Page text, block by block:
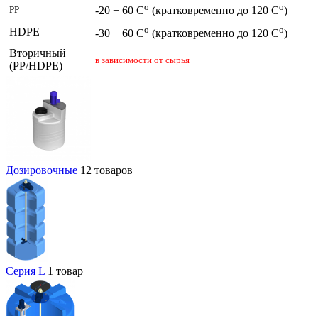
PP -20 + 60 Cо (кратковременно до 120 Cо)
HDPE
-30 + 60 Cо (кратковременно до 120 Cо)
Вторичный
(PP/HDPE)
в зависимости от сырья
Дозировочные 12 товаров
Серия L 1 товар